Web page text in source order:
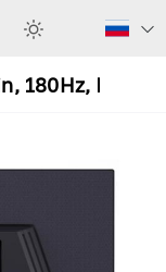
180Hz, IPS,